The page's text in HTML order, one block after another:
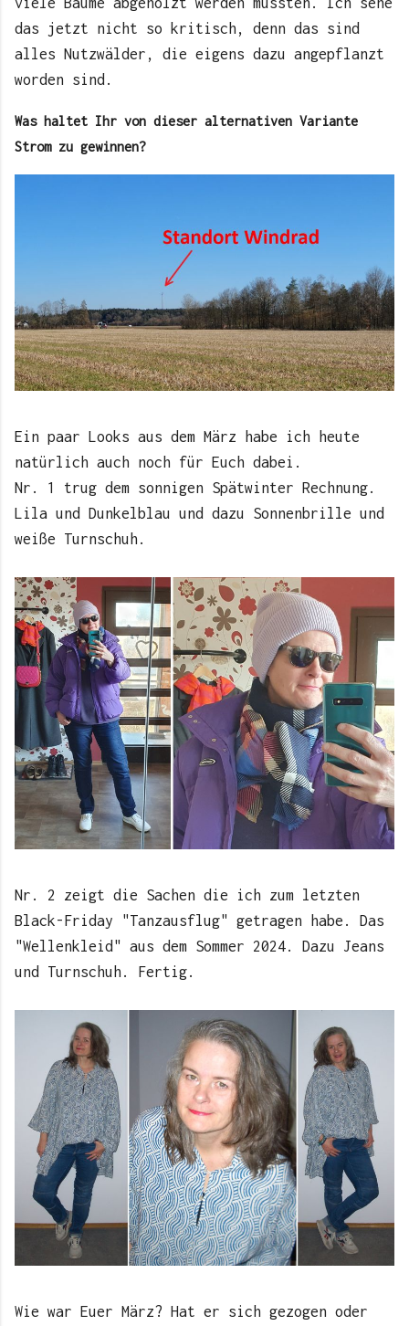
das jetzt nicht so kritisch, denn das sind
alles Nutzwälder, die eigens dazu angepflanzt
worden sind.
Was haltet Ihr von dieser alternativen Variante
Strom zu gewinnen?
Ein paar Looks aus dem März habe ich heute
natürlich auch noch für Euch dabei.
Nr. 1 trug dem sonnigen Spätwinter Rechnung.
Lila und Dunkelblau und dazu Sonnenbrille und
weiße Turnschuh.
Nr. 2 zeigt die Sachen die ich zum letzten
Black-Friday "Tanzausflug" getragen habe. Das
"Wellenkleid" aus dem Sommer 2024. Dazu Jeans
und Turnschuh. Fertig.
Wie war Euer März? Hat er sich gezogen oder